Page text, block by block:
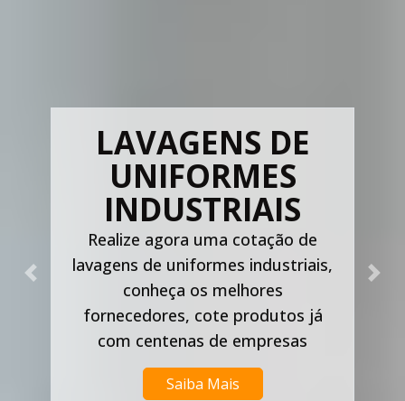
LAVAGENS DE
UNIFORMES
INDUSTRIAIS
Realize agora uma cotação de
lavagens de uniformes industriais,
conheça os melhores
fornecedores, cote produtos já
com centenas de empresas
Saiba Mais
Previous Next